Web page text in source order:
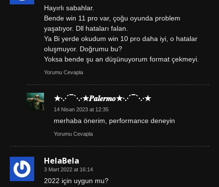
Hayırlı sabahlar.
Bende win 11 pro var, çoğu oyunda problem
yaşatıyor. Dll hataları falan.
Ya Bi yerde okudum win 10 pro daha iyi, o hatalar
oluşmuyor. Doğrumu bu?
Yoksa bende şu an düşünuyorum format çekmeyi.
Yorumu Cevapla
★·.·´¯`·.·★𝑷𝒂𝒍𝒆𝒓𝒎𝒐★·.·´¯`·.·★
14 Nisan 2023 at 12:35
merhaba önerim, performance deneyin
Yorumu Cevapla
HelaBela
3 Mart 2022 at 16:14
2022 için uygun mu?